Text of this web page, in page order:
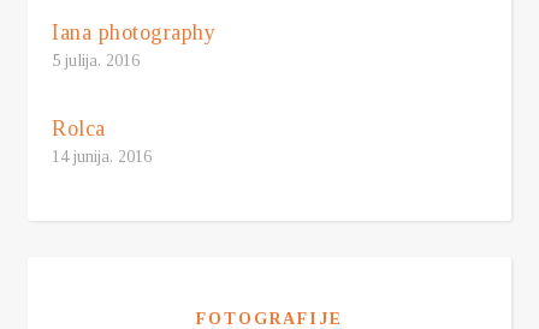
Iana photography
5 julija, 2016
Rolca
14 junija, 2016
FOTOGRAFIJE